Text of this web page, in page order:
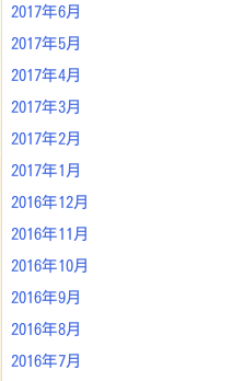
2017年6月
2017年5月
2017年4月
2017年3月
2017年2月
2017年1月
2016年12月
2016年11月
2016年10月
2016年9月
2016年8月
2016年7月